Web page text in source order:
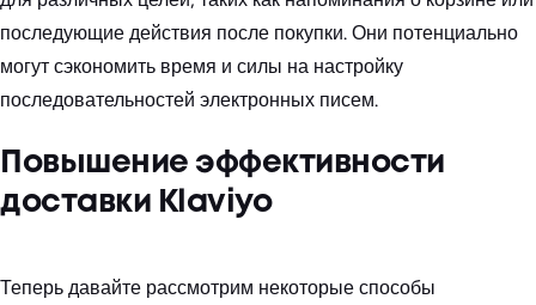
последующие действия после покупки. Они потенциально
могут сэкономить время и силы на настройку
последовательностей электронных писем.
Повышение эффективности
доставки Klaviyo
Теперь давайте рассмотрим некоторые способы